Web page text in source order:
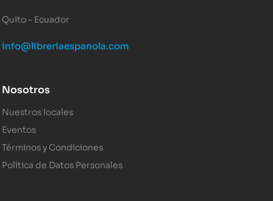
Quito – Ecuador
info@libreriaespanola.com
Nosotros
Nuestros locales
Eventos
Términos y Condiciones
Política de Datos Personales